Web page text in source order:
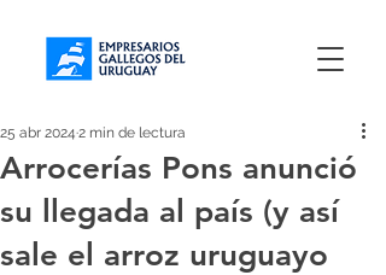
Arrocerías Pons anunció
su llegada al país (y así
sale el arroz uruguayo
25 abr 2024 2 min de lectura